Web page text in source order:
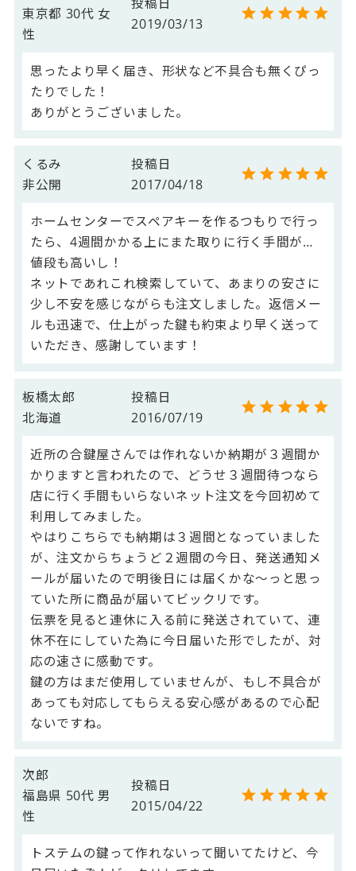
東京都 30代 女
性
2019/03/13
思ったより早く届き、形状など不具合も無くぴっ
たりでした！
くるみ
非公開
投稿日
2017/04/18
ホームセンターでスペアキーを作るつもりで行っ
たら、4週間かかる上にまた取りに行く手間が…
値段も高いし！
ネットであれこれ検索していて、あまりの安さに
少し不安を感じながらも注文しました。返信メー
ルも迅速で、仕上がった鍵も約束より早く送って
いただき、感謝しています！
板橋太郎
北海道
投稿日
2016/07/19
近所の合鍵屋さんでは作れないか納期が３週間か
かりますと言われたので、どうせ３週間待つなら
店に行く手間もいらないネット注文を今回初めて
利用してみました。
やはりこちらでも納期は３週間となっていました
が、注文からちょうど２週間の今日、発送通知メ
ールが届いたので明後日には届くかな～っと思っ
ていた所に商品が届いてビックリです。
伝票を見ると連休に入る前に発送されていて、連
休不在にしていた為に今日届いた形でしたが、対
応の速さに感動です。
鍵の方はまだ使用していませんが、もし不具合が
あっても対応してもらえる安心感があるので心配
ないですね。
次郎
福島県 50代 男
性
投稿日
2015/04/22
トステムの鍵って作れないって聞いてたけど、今